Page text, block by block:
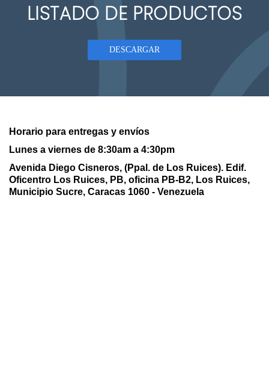
LISTADO DE PRODUCTOS
DESCARGAR
Horario para entregas y envíos
Lunes a viernes de 8:30am a 4:30pm
Avenida Diego Cisneros, (Ppal. de Los Ruices). Edif.
Oficentro Los Ruices, PB, oficina PB-B2, Los Ruices,
Municipio Sucre, Caracas 1060 - Venezuela